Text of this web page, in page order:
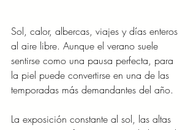
Sol, calor, albercas, viajes y días enteros
al aire libre. Aunque el verano suele
sentirse como una pausa perfecta, para
la piel puede convertirse en una de las
temporadas más demandantes del año.
La exposición constante al sol, las altas